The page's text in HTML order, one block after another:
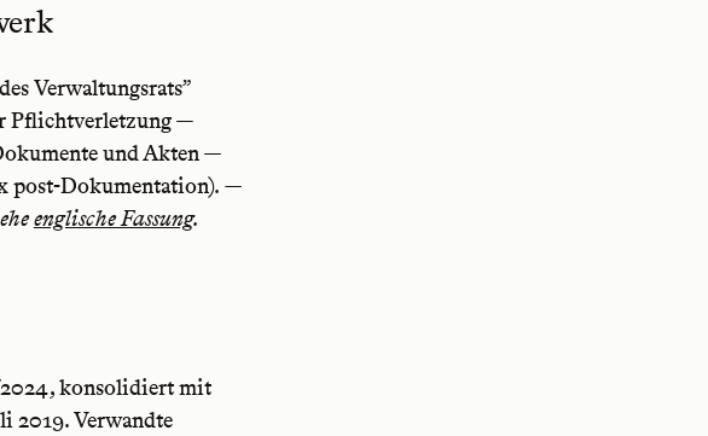
Verwaltungsrats”
Pflichtverletzung —
und Akten —
post-Dokumentation). —
englische Fassung.
2024, konsolidiert mit
2019. Verwandte